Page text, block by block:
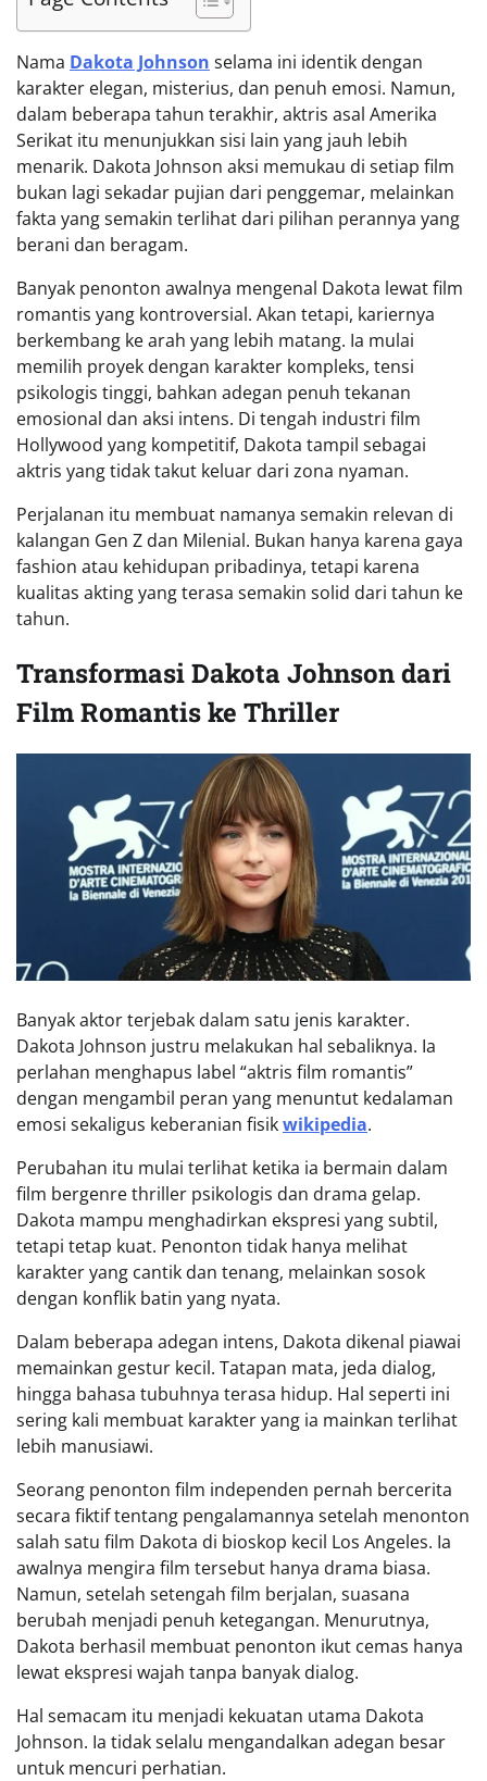
Nama Dakota Johnson selama ini identik dengan
karakter elegan, misterius, dan penuh emosi. Namun,
dalam beberapa tahun terakhir, aktris asal Amerika
Serikat itu menunjukkan sisi lain yang jauh lebih
menarik. Dakota Johnson aksi memukau di setiap film
bukan lagi sekadar pujian dari penggemar, melainkan
fakta yang semakin terlihat dari pilihan perannya yang
berani dan beragam.
Banyak penonton awalnya mengenal Dakota lewat film
romantis yang kontroversial. Akan tetapi, kariernya
berkembang ke arah yang lebih matang. Ia mulai
memilih proyek dengan karakter kompleks, tensi
psikologis tinggi, bahkan adegan penuh tekanan
emosional dan aksi intens. Di tengah industri film
Hollywood yang kompetitif, Dakota tampil sebagai
aktris yang tidak takut keluar dari zona nyaman.
Perjalanan itu membuat namanya semakin relevan di
kalangan Gen Z dan Milenial. Bukan hanya karena gaya
fashion atau kehidupan pribadinya, tetapi karena
kualitas akting yang terasa semakin solid dari tahun ke
tahun.
Transformasi Dakota Johnson dari
Film Romantis ke Thriller
Banyak aktor terjebak dalam satu jenis karakter.
Dakota Johnson justru melakukan hal sebaliknya. Ia
perlahan menghapus label “aktris film romantis”
dengan mengambil peran yang menuntut kedalaman
emosi sekaligus keberanian fisikwikipedia.
Perubahan itu mulai terlihat ketika ia bermain dalam
film bergenre thriller psikologis dan drama gelap.
Dakota mampu menghadirkan ekspresi yang subtil,
tetapi tetap kuat. Penonton tidak hanya melihat
karakter yang cantik dan tenang, melainkan sosok
dengan konflik batin yang nyata.
Dalam beberapa adegan intens, Dakota dikenal piawai
memainkan gestur kecil. Tatapan mata, jeda dialog,
hingga bahasa tubuhnya terasa hidup. Hal seperti ini
sering kali membuat karakter yang ia mainkan terlihat
lebih manusiawi.
Seorang penonton film independen pernah bercerita
secara fiktif tentang pengalamannya setelah menonton
salah satu film Dakota di bioskop kecil Los Angeles. Ia
awalnya mengira film tersebut hanya drama biasa.
Namun, setelah setengah film berjalan, suasana
berubah menjadi penuh ketegangan. Menurutnya,
Dakota berhasil membuat penonton ikut cemas hanya
lewat ekspresi wajah tanpa banyak dialog.
Hal semacam itu menjadi kekuatan utama Dakota
Johnson. Ia tidak selalu mengandalkan adegan besar
untuk mencuri perhatian.